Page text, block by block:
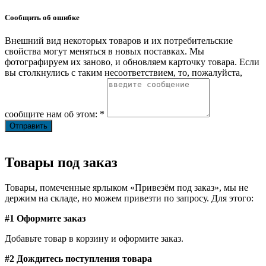
Сообщить об ошибке
Внешний вид некоторых товаров и их потребительские
свойства могут меняться в новых поставках. Мы
фотографируем их заново, и обновляем карточку товара. Если
вы столкнулись с таким несоответствием, то, пожалуйста,
сообщите нам об этом: *
Товары под заказ
Товары, помеченные ярлыком «Привезём под заказ», мы не
держим на складе, но можем привезти по запросу. Для этого:
#1 Оформите заказ
Добавьте товар в корзину и оформите заказ.
#2 Дождитесь поступления товара